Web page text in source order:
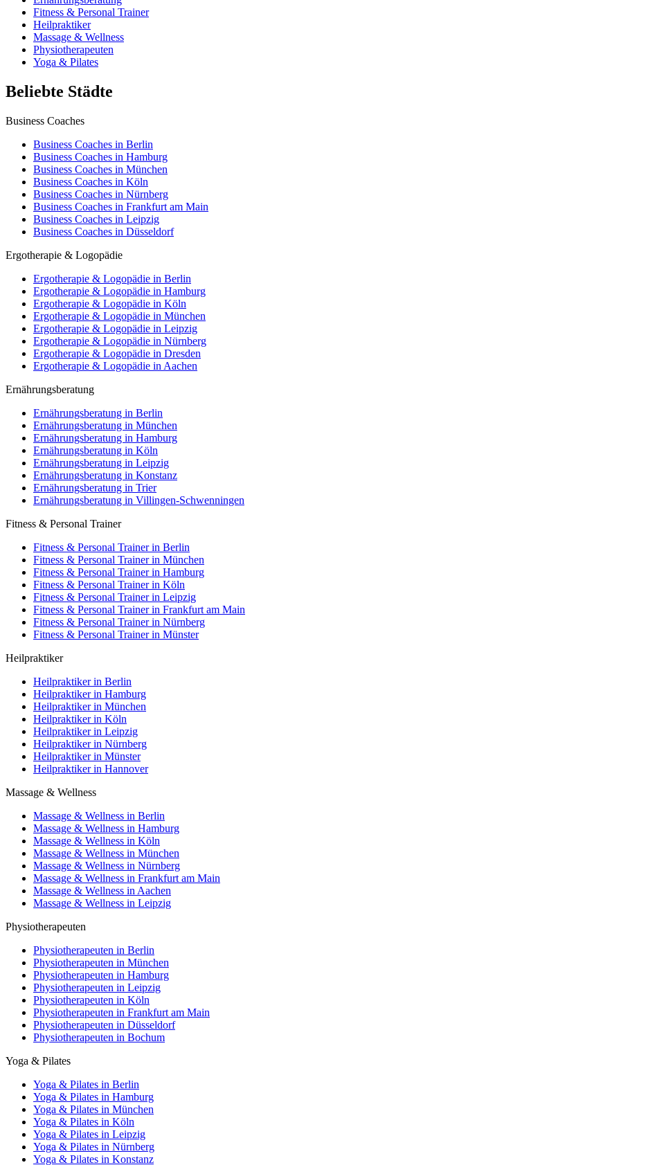
Fitness & Personal Trainer
Heilpraktiker
Massage & Wellness
Physiotherapeuten
Yoga & Pilates
Beliebte Städte
Business Coaches
Business Coaches in Berlin
Business Coaches in Hamburg
Business Coaches in München
Business Coaches in Köln
Business Coaches in Nürnberg
Business Coaches in Frankfurt am Main
Business Coaches in Leipzig
Business Coaches in Düsseldorf
Ergotherapie & Logopädie
Ergotherapie & Logopädie in Berlin
Ergotherapie & Logopädie in Hamburg
Ergotherapie & Logopädie in Köln
Ergotherapie & Logopädie in München
Ergotherapie & Logopädie in Leipzig
Ergotherapie & Logopädie in Nürnberg
Ergotherapie & Logopädie in Dresden
Ergotherapie & Logopädie in Aachen
Ernährungsberatung
Ernährungsberatung in Berlin
Ernährungsberatung in München
Ernährungsberatung in Hamburg
Ernährungsberatung in Köln
Ernährungsberatung in Leipzig
Ernährungsberatung in Konstanz
Ernährungsberatung in Trier
Ernährungsberatung in Villingen-Schwenningen
Fitness & Personal Trainer
Fitness & Personal Trainer in Berlin
Fitness & Personal Trainer in München
Fitness & Personal Trainer in Hamburg
Fitness & Personal Trainer in Köln
Fitness & Personal Trainer in Leipzig
Fitness & Personal Trainer in Frankfurt am Main
Fitness & Personal Trainer in Nürnberg
Fitness & Personal Trainer in Münster
Heilpraktiker
Heilpraktiker in Berlin
Heilpraktiker in Hamburg
Heilpraktiker in München
Heilpraktiker in Köln
Heilpraktiker in Leipzig
Heilpraktiker in Nürnberg
Heilpraktiker in Münster
Heilpraktiker in Hannover
Massage & Wellness
Massage & Wellness in Berlin
Massage & Wellness in Hamburg
Massage & Wellness in Köln
Massage & Wellness in München
Massage & Wellness in Nürnberg
Massage & Wellness in Frankfurt am Main
Massage & Wellness in Aachen
Massage & Wellness in Leipzig
Physiotherapeuten
Physiotherapeuten in Berlin
Physiotherapeuten in München
Physiotherapeuten in Hamburg
Physiotherapeuten in Leipzig
Physiotherapeuten in Köln
Physiotherapeuten in Frankfurt am Main
Physiotherapeuten in Düsseldorf
Physiotherapeuten in Bochum
Yoga & Pilates
Yoga & Pilates in Berlin
Yoga & Pilates in Hamburg
Yoga & Pilates in München
Yoga & Pilates in Köln
Yoga & Pilates in Leipzig
Yoga & Pilates in Nürnberg
Yoga & Pilates in Konstanz